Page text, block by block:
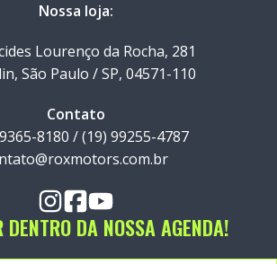
Nossa loja:
Lourenço da Rocha, 281
São Paulo / SP, 04571-110
Contato
8180 / (19) 99255-4787
DENTRO DA NOSSA AGENDA!